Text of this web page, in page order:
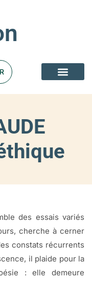
des essais variés
cherche à cerner
constats récurrents
il plaide pour la
: elle demeure